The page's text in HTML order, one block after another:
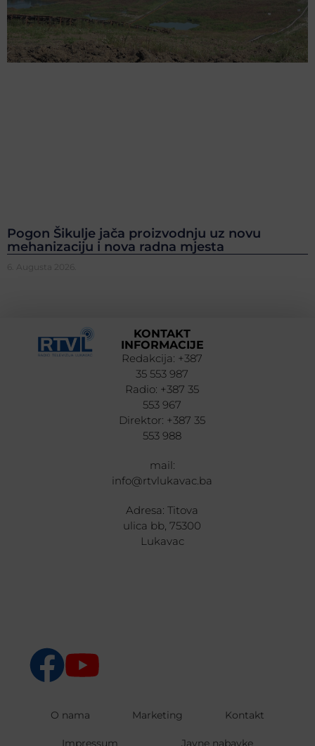
Pogon Šikulje jača proizvodnju uz novu
mehanizaciju i nova radna mjesta
6. Augusta 2026.
KONTAKT
INFORMACIJE
Redakcija: +387
35 553 987
Radio: +387 35
553 967
Direktor: +387 35
553 988
mail:
info@rtvlukavac.ba
Adresa: Titova
ulica bb, 75300
Lukavac
O nama Marketing Kontakt